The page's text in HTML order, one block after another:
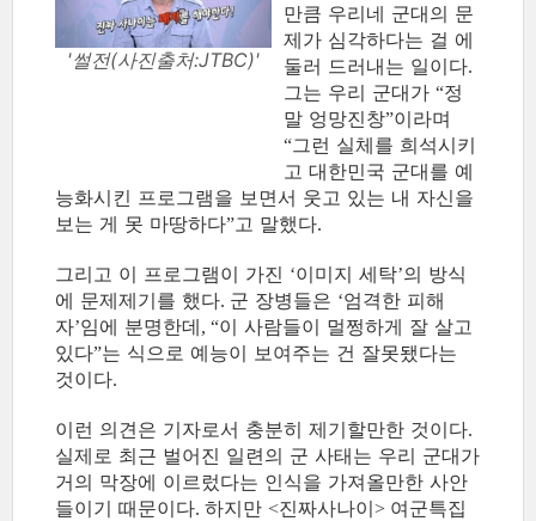
'썰전(사진출처:JTBC)'
만큼 우리네 군대의 문
제가 심각하다는 걸 에
둘러 드러내는 일이다.
그는 우리 군대가 “정
말 엉망진창”이라며
“그런 실체를 희석시키
고 대한민국 군대를 예
능화시킨 프로그램을 보면서 웃고 있는 내 자신을
보는 게 못 마땅하다”고 말했다.
그리고 이 프로그램이 가진 ‘이미지 세탁’의 방식
에 문제제기를 했다. 군 장병들은 ‘엄격한 피해
자’임에 분명한데, “이 사람들이 멀쩡하게 잘 살고
있다”는 식으로 예능이 보여주는 건 잘못됐다는
것이다.
이런 의견은 기자로서 충분히 제기할만한 것이다.
실제로 최근 벌어진 일련의 군 사태는 우리 군대가
거의 막장에 이르렀다는 인식을 가져올만한 사안
들이기 때문이다. 하지만 <진짜사나이> 여군특집